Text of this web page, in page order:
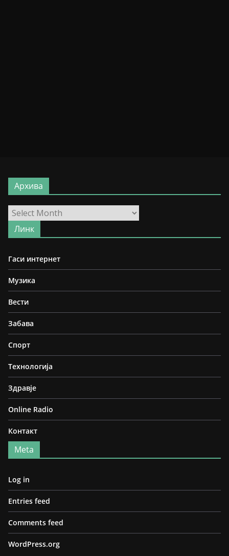
Архива
Архива
Линк
Гаси интернет
Музика
Вести
Забава
Спорт
Технологија
Здравје
Online Radio
Контакт
Meta
Log in
Entries feed
Comments feed
WordPress.org